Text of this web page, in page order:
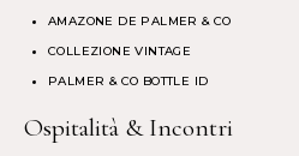
AMAZONE DE PALMER & CO
COLLEZIONE VINTAGE
PALMER & CO BOTTLE ID
Ospitalità & Incontri